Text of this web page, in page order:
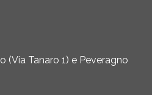
(Via Tanaro 1) e Peveragno